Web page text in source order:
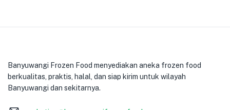
Banyuwangi Frozen Food menyediakan aneka frozen food
berkualitas, praktis, halal, dan siap kirim untuk wilayah
Banyuwangi dan sekitarnya.